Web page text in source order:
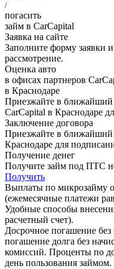
/
погасить
займ в CarCapital
Заявка на сайте
Заполните форму заявки
рассмотрение.
Оценка авто
в офисах партнеров Car
в Краснодаре
Приезжайте в ближайший
CarCapital в Краснодаре
Заключение договора
Приезжайте в ближайший
Краснодаре для
Получение денег
Получите займ под ПТС
Получить
Выплаты по микрозайму
(ежемесячные платежи
Удобные способы
расчетный счет).
Досрочное погашение
погашение долга без
комиссий. Проценты по
день пользования займом.